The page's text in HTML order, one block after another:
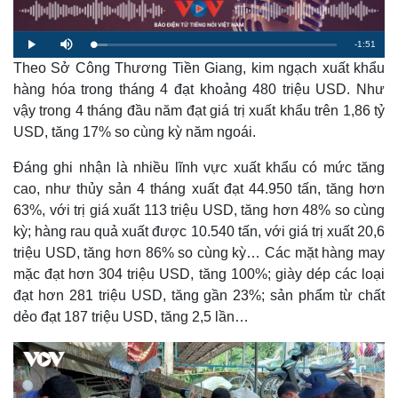
P
l
a
y
M
u
t
L
o
a
d
d
5
.
9
3
R
e
n
g
e
-1:51
Theo Sở Công Thương Tiền Giang, kim ngạch xuất khẩu
hàng hóa trong tháng 4 đạt khoảng 480 triệu USD. Như
vậy trong 4 tháng đầu năm đạt giá trị xuất khẩu trên 1,86 tỷ
USD, tăng 17% so cùng kỳ năm ngoái.
Đáng ghi nhận là nhiều lĩnh vực xuất khẩu có mức tăng
cao, như thủy sản 4 tháng xuất đạt 44.950 tấn, tăng hơn
63%, với trị giá xuất 113 triệu USD, tăng hơn 48% so cùng
kỳ; hàng rau quả xuất được 10.540 tấn, với giá trị xuất 20,6
triệu USD, tăng hơn 86% so cùng kỳ… Các mặt hàng may
mặc đạt hơn 304 triệu USD, tăng 100%; giày dép các loại
đạt hơn 281 triệu USD, tăng gần 23%; sản phẩm từ chất
dẻo đạt 187 triệu USD, tăng 2,5 lần…